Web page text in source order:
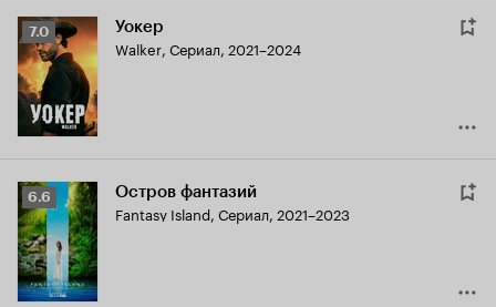
Рейтинг
Кинопоиска
7.0
7.0 Уокер
Walker, Сериал, 2021–2024
Рейтинг
Кинопоиска
6.6
6.6 Остров фантазий
Fantasy Island, Сериал, 2021–2023